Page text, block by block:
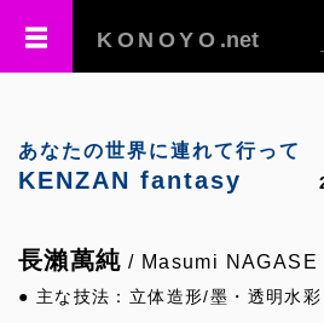
KONOYO .net
あなたの世界に連れて行って
KENZAN fantasy
長瀨萬純 / Masumi
● 主な技法：立体造形/墨・透明水彩